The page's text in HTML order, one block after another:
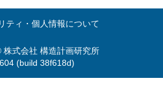
ティ・個人情報について
式会社 構造計画研究所
(build 38f618d)